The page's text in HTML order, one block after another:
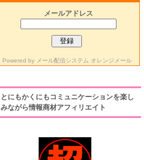
メールアドレス
Powered by メール配信システム オレンジメール
とにもかくにもコミュニケーションを楽し
みながら情報商材アフィリエイト